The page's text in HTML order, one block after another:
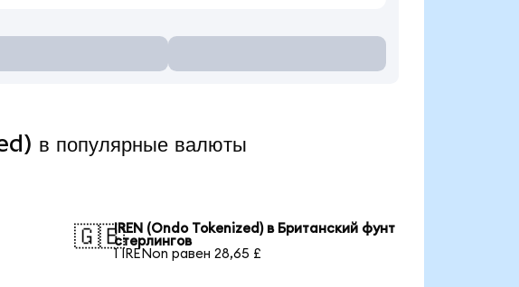
в популярные валюты
🇬🇧IREN (Ondo Tokenized) в Британский фунт
стерлингов
1 IRENon равен 28,65 £